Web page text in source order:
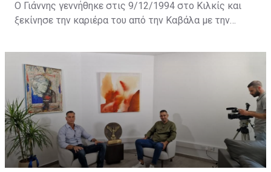
Ο Γιάννης γεννήθηκε στις 9/12/1994 στο Κιλκίς και
ξεκίνησε την καριέρα του από την Καβάλα με την
Φωστήρας, Παναχαϊκή, Πλατανιά, Πανιώνιο προτού το
2018 δοκιμάσει στο εξωτερικό με την Ντινάμο
Μπρεστ. Επέστρεψε για τον ΠΑΣ το Γενάρη του 2019
και έξι μήνες μετά αποχώρησε και πάλι για τη Λέφσκι
Σόφιας όπου έμεινε ένα χρόνο. Το 2020 γύρισε στον
ΠΑΣ και μετά από μια γεμάτη διετία πήρε μεταγραφή
για τον ΠΑΟΚ όπου αγωνίστηκε την περίοδο 2022-23.
Μετρά 94 συμμετοχές στην Σούπερλιγκ Ελλάδας με